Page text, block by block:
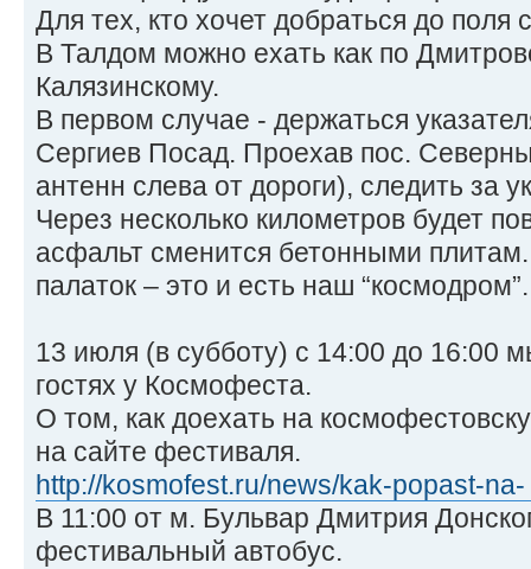
Для тех, кто хочет добраться до поля
В Талдом можно ехать как по
Калязинскому.
В первом случае - держаться
Сергиев Посад. Проехав пос.
антенн слева от дороги), следить за
Через несколько километров будет
асфальт сменится бетонными
палаток – это и есть наш “космодром”.
13 июля (в субботу) с 14:00 до 16:00
гостях у Космофеста.
О том, как доехать на
на сайте фестиваля.
http://kosmofest.ru/news/kak-popast-
В 11:00 от м. Бульвар Дмитрия
фестивальный автобус.